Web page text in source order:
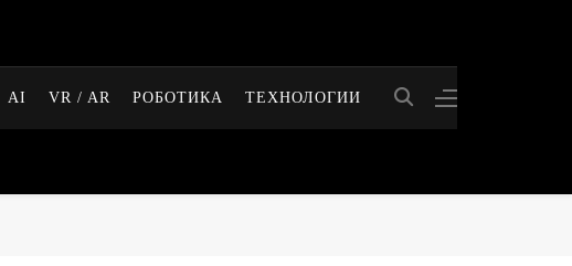
AI VR / AR РОБОТИКА ТЕХНОЛОГИИ